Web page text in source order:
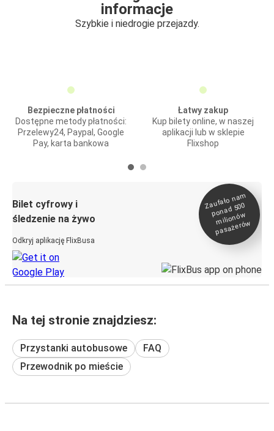
informacje
Szybkie i niedrogie przejazdy.
Bezpieczne płatności
Dostępne metody płatności:
Przelewy24, Paypal, Google
Pay, karta bankowa
Łatwy zakup
Kup bilety online, w naszej
aplikacji lub w sklepie
Flixshop
Bilet cyfrowy i
śledzenie na żywo
Odkryj aplikację FlixBusa
Zaufało na
m
ponad 500
milionó
w
pasażeró
w
Na tej stronie znajdziesz:
Przystanki autobusowe
FAQ
Przewodnik po mieście